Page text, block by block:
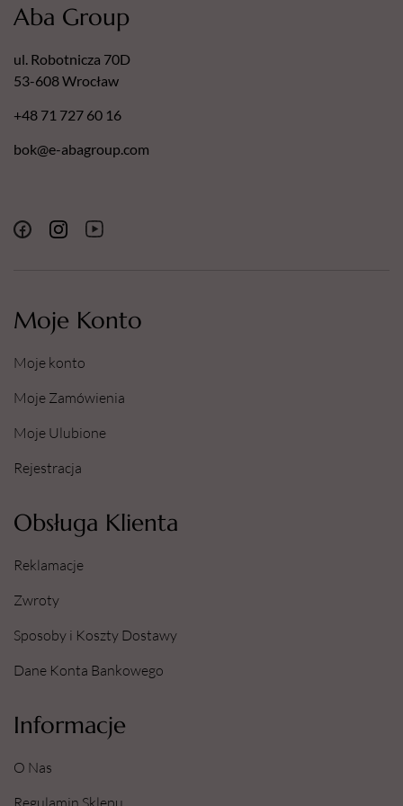
Moje Konto
Moje konto
Moje Zamówienia
Moje Ulubione
Rejestracja
Obsługa Klienta
Reklamacje
Zwroty
Sposoby i Koszty Dostawy
Dane Konta Bankowego
Informacje
O Nas
Aba Group
ul. Robotnicza 70D
53-608 Wrocław
+48 71 727 60 16
bok@e-abagroup.com